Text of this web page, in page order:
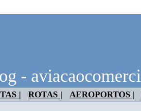
-
| ROTAS | AEROPORTOS |